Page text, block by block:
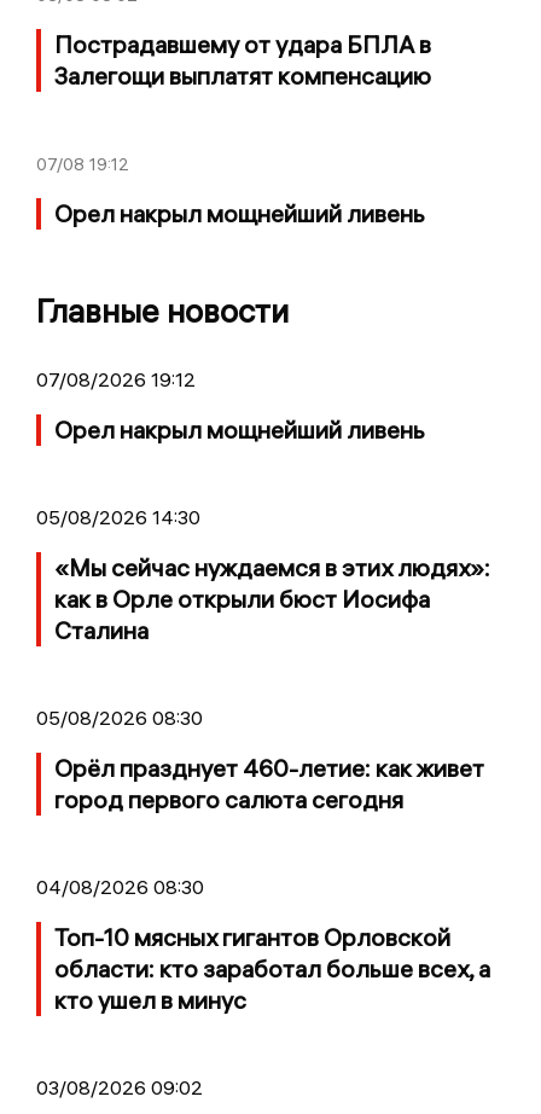
Пострадавшему от удара БПЛА в
Залегощи выплатят компенсацию
07/08 19:12
Орел накрыл мощнейший ливень
Главные новости
07/08/2026 19:12
Орел накрыл мощнейший ливень
05/08/2026 14:30
«Мы сейчас нуждаемся в этих людях»:
как в Орле открыли бюст Иосифа
Сталина
05/08/2026 08:30
Орёл празднует 460-летие: как живет
город первого салюта сегодня
04/08/2026 08:30
Топ-10 мясных гигантов Орловской
области: кто заработал больше всех, а
кто ушел в минус
03/08/2026 09:02